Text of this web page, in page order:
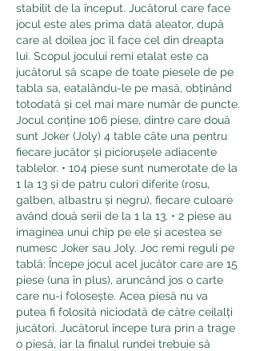
stabilit de la început. Jucătorul care face
jocul este ales prima dată aleator, după
care al doilea joc îl face cel din dreapta
lui. Scopul jocului remi etalat este ca
jucătorul să scape de toate piesele de pe
tabla sa, eatalându-le pe masă, obținând
totodată și cel mai mare număr de puncte.
Jocul conține 106 piese, dintre care două
sunt Joker (Joly) 4 table câte una pentru
fiecare jucător și piciorușele adiacente
tablelor. • 104 piese sunt numerotate de la
1 la 13 și de patru culori diferite (rosu,
galben, albastru și negru), fiecare culoare
având două serii de la 1 la 13. • 2 piese au
imaginea unui chip pe ele și acestea se
numesc Joker sau Joly. Joc remi reguli pe
tablă: Începe jocul acel jucător care are 15
piese (una în plus), aruncând jos o carte
care nu-i folosește. Acea piesă nu va
putea fi folosită niciodată de către ceilalți
jucători. Jucătorul începe tura prin a trage
o piesă, iar la finalul rundei trebuie să